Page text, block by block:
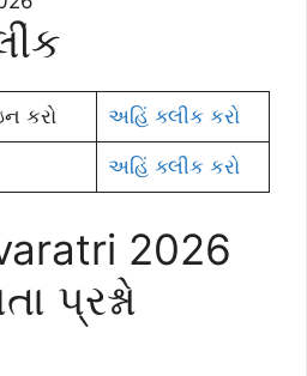
કરો અહિં ક્લીક કરો
અહિં ક્લીક કરો
2026
પ્રશ્નો